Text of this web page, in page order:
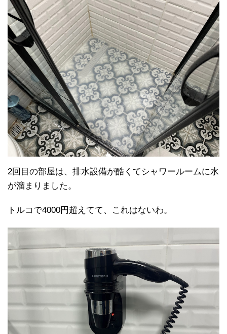
2回目の部屋は、排水設備が酷くてシャワールームに水
が溜まりました。
トルコで4000円超えてて、これはないわ。